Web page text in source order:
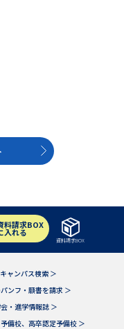
料請求BOX
入れる
資料請求BOX
ャンパス検索 ＞
ンフ・願書を請求 ＞
・進学情報誌 ＞
備校、高卒認定予備校 ＞